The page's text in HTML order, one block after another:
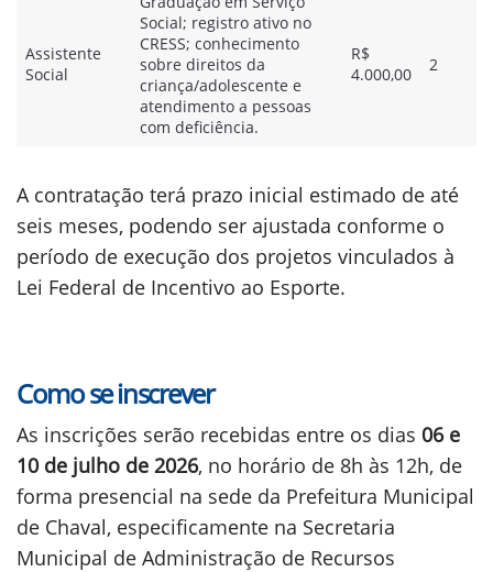
Assistente
Social
Social; registro ativo no
CRESS; conhecimento
sobre direitos da
criança/adolescente e
atendimento a pessoas
com deficiência.
R$
4.000,00
2
A contratação terá prazo inicial estimado de até
seis meses, podendo ser ajustada conforme o
período de execução dos projetos vinculados à
Lei Federal de Incentivo ao Esporte.
Como se inscrever
As inscrições serão recebidas entre os dias 06 e
10 de julho de 2026, no horário de 8h às 12h, de
forma presencial na sede da Prefeitura Municipal
de Chaval, especificamente na Secretaria
Municipal de Administração de Recursos